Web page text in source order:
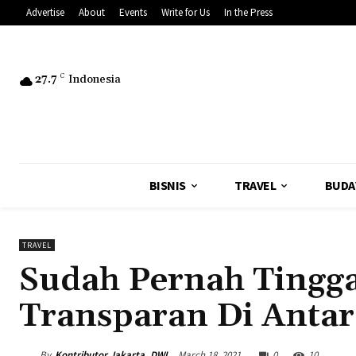
Advertise About Events Write for Us In the Press
27.7 C Indonesia
BISNIS TRAVEL
TRAVEL
Sudah Pernah
Transparan Di